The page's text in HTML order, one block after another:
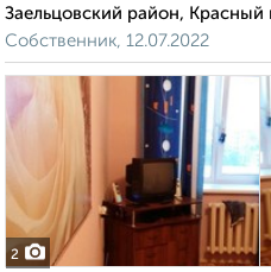
Заельцовский район, Красный
Собственник, 12.07.2022
2